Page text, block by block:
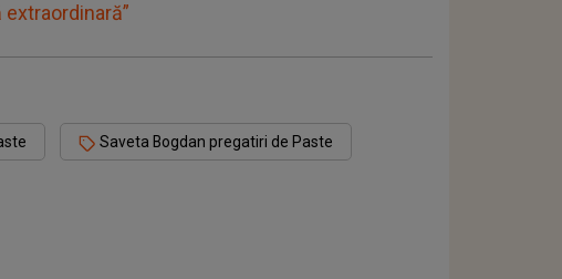
Saveta Bogdan pregatiri de Paste